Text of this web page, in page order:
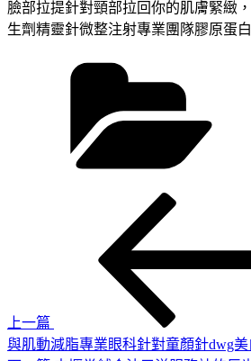
臉部拉提針對頸部拉回你的肌膚緊緻
生劑精靈針微整注射專業團隊膠原蛋
上一篇
與肌動減脂專業眼科針對童顏針dwg